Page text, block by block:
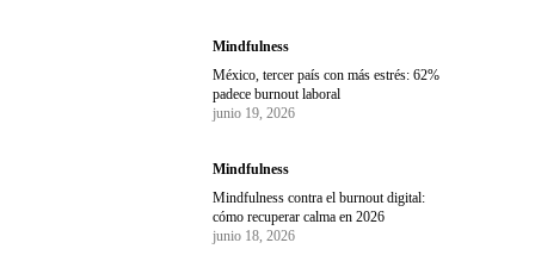
Mindfulness
México, tercer país con más estrés: 62%
padece burnout laboral
junio 19, 2026
Mindfulness
Mindfulness contra el burnout digital:
cómo recuperar calma en 2026
junio 18, 2026